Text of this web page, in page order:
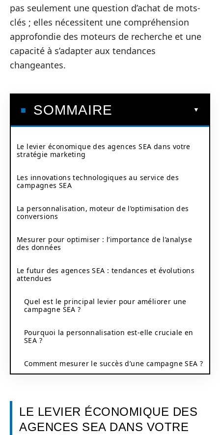
pas seulement une question d’achat de mots-
clés ; elles nécessitent une compréhension
approfondie des moteurs de recherche et une
capacité à s’adapter aux tendances
changeantes.
SOMMAIRE
Le levier économique des agences SEA dans votre
stratégie marketing
Les innovations technologiques au service des
campagnes SEA
La personnalisation, moteur de l’optimisation des
conversions
Mesurer pour optimiser : l’importance de l’analyse
des données
Le futur des agences SEA : tendances et évolutions
attendues
Quel est le principal levier pour améliorer une
campagne SEA ?
Pourquoi la personnalisation est-elle cruciale en
SEA ?
Comment mesurer le succès d’une campagne SEA ?
LE LEVIER ÉCONOMIQUE DES
AGENCES SEA DANS VOTRE